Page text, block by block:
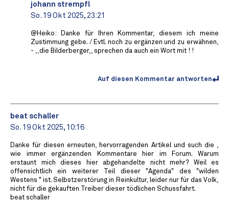
johann strempfl
So. 19 Okt 2025, 23:21
@Heiko: Danke für Ihren Kommentar, diesem ich meine
Zustimmung gebe. / Evtl. noch zu ergänzen und zu erwähnen,
- ,,die Bilderberger,, sprechen da auch ein Wort mit ! !
Auf diesen Kommentar antworten
beat schaller
So. 19 Okt 2025, 10:16
Danke für diesen erneuten, hervorragenden Artikel und such die ,
wie immer ergänzenden Kommentare hier im Forum. Warum
erstaunt mich dieses hier abgehandelte nicht mehr? Weil es
offensichtlich ein weiterer Teil dieser "Agenda" des "wilden
Westens " ist. Selbstzerstörung in Reinkultur, leider nur für das Volk,
nicht für die gekauften Treiber dieser tödlichen Schussfahrt.
beat schaller